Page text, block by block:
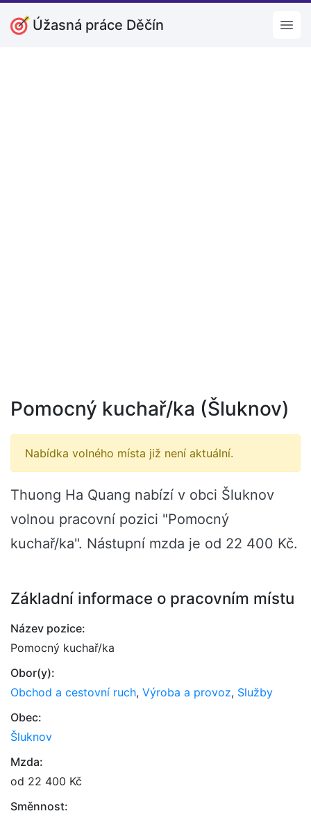
Úžasná práce Děčín
Pomocný kuchař/ka (Šluknov)
Nabídka volného místa již není aktuální.
Thuong Ha Quang nabízí v obci Šluknov
volnou pracovní pozici "Pomocný
kuchař/ka". Nástupní mzda je od 22 400 Kč.
Základní informace o pracovním místu
Název pozice:
Pomocný kuchař/ka
Obor(y):
Obchod a cestovní ruch, Výroba a provoz, Služby
Obec:
Šluknov
Mzda:
od 22 400 Kč
Směnnost: